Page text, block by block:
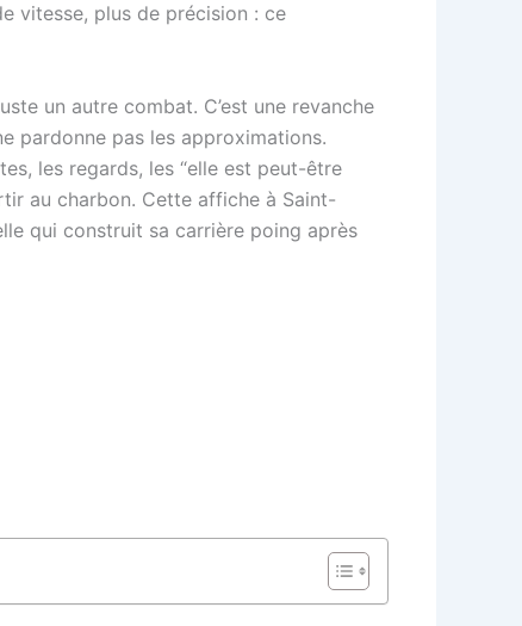
vitesse, plus de précision : ce
un autre combat. C’est une revanche
pardonne pas les approximations.
les regards, les “elle est peut-être
au charbon. Cette affiche à Saint-
qui construit sa carrière poing après